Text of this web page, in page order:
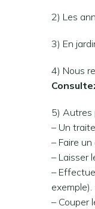
2) Les
3) En
4) Nous
5) Autres
– Un
– Faire
– Laisser
–
exemple).
– Couper